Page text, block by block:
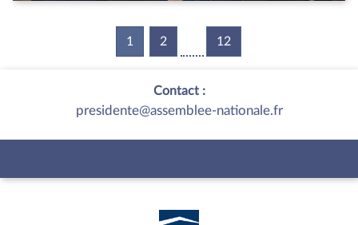
1 (current)
2 12
Contact :
presidente@assemblee-nationale.fr